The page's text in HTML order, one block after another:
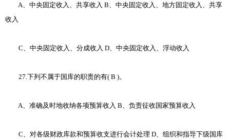
A、中央固定收入、共享收入 B、中央固定收入、地方固定收入、共享
收入
C、中央固定收入、分成收入 D、中央固定收入、浮动收入
27.下列不属于国库的职责的有( B )。
A、准确及时地收纳各项预算收入 B、负责征收国家预算收入
C、对各级财政库款和预算收支进行会计处理 D、组织和指导下级国库